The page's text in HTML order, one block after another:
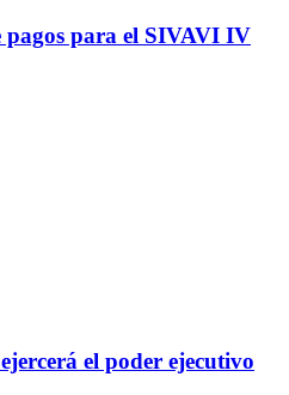
para el SIVAVI IV
el poder ejecutivo